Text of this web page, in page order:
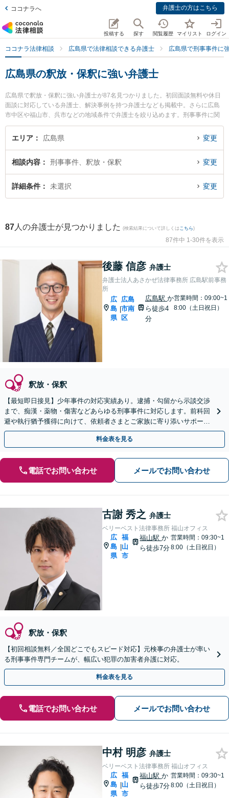
ココナラへ 弁護士の方はこちら
投稿する 探す 閲覧履歴 マイリスト ログイン
ココナラ法律相談 広島県で法律相談できる弁護士 広島県で刑事事件に
広島県の釈放・保釈に強い弁護士
広島県で釈放・保釈に強い弁護士が87名見つかりました。初回面談無料や休日
面談に対応している弁護士、解決事例を持つ弁護士なども掲載中。さらに広島
市中区や福山市、呉市などの地域条件で弁護士を絞り込めます。刑事事件に関
係する加害者側や少年事件、再犯・前科あり等の細かな分野での絞り込み検索
もでき便利です。特に弁護士法人あさかぜ法律事務所 広島駅前事務所の後藤 信
用、強みなどが注目されています。『広島県で土日や夜間に発生した釈放・保
釈のトラブルを今すぐに弁護士に相談したい』『釈放・保釈のトラブル解決の
実績豊富な近くの弁護士を検索したい』『初回相談無料で釈放・保釈を法律相
エリア 広島県 変更
相談内容 刑事事件、釈放・保釈 変更
詳細条件 未選択 変更
87 人の弁護士が見つかりました (検索結果について詳しくは こちら)
87件中 1-30件を表示
後藤 信彦 弁護士
弁護士法人あさかぜ法律事務所 広島駅前事務
所
広
島
県
|
広島
市南
区
広島駅か
ら徒歩4
分
営業時間：09:00~1
8:00（土日祝日）
釈放・保釈
【最短即日接見】少年事件の対応実績あり。逮捕・勾留から示談交渉
まで、痴漢・薬物・傷害などあらゆる刑事事件に対応します。前科回
避や執行猶予獲得に向けて、依頼者さまとご家族に寄り添いサポート
いたします【猿猴橋町駅2分】
料金表を見る
電話でお問い合わせ メールでお問い合わせ
古謝 秀之 弁護士
ベリーベスト法律事務所 福山オフィス
広
島
県
|
福
山
市
福山駅か
ら徒歩7分
営業時間：09:30~1
8:00（土日祝日）
釈放・保釈
【初回相談無料／全国どこでもスピード対応】元検事の弁護士が率い
る刑事事件専門チームが、幅広い犯罪の加害者弁護に対応。
料金表を見る
電話でお問い合わせ メールでお問い合わせ
中村 明彦 弁護士
ベリーベスト法律事務所 福山オフィス
広
島
県
|
福
山
市
福山駅か
ら徒歩7分
営業時間：09:30~1
8:00（土日祝日）